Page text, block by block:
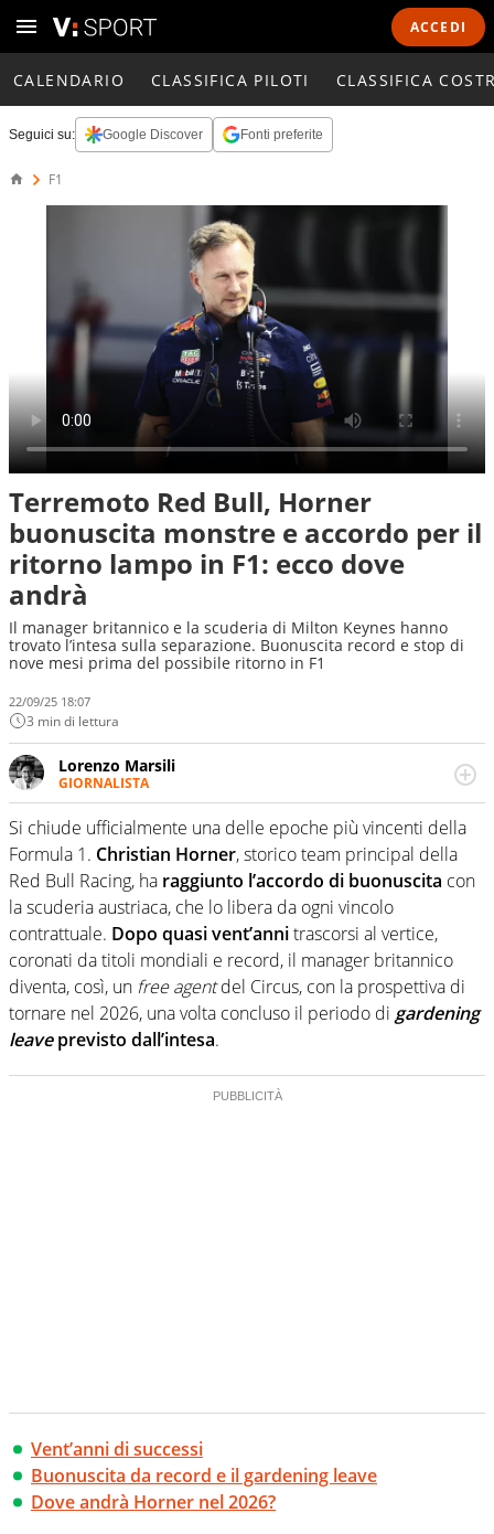
ACCEDI
CALENDARIO CLASSIFICA PILOTI CLASSIFICA
Seguici su: Google Discover Fonti preferite
F1
Terremoto Red Bull, Horner
buonuscita monstre e accordo per il
ritorno lampo in F1: ecco dove
andrà
Il manager britannico e la scuderia di Milton Keynes hanno
trovato l’intesa sulla separazione. Buonuscita record e stop di
nove mesi prima del possibile ritorno in F1
22/09/25 18:07
3 min di lettura
Lorenzo Marsili
GIORNALISTA
Giornalista pubblicista, redattore, divulgatore. E' una
delle anime video del sito: racconta in immagini un
evento e lo fa come pochi altri
Si chiude ufficialmente una delle epoche più vincenti della
Formula 1. Christian Horner, storico team principal della
Red Bull Racing, ha raggiunto l’accordo di buonuscita con
la scuderia austriaca, che lo libera da ogni vincolo
contrattuale. Dopo quasi vent’annitrascorsi al vertice,
coronati da titoli mondiali e record, il manager britannico
diventa, così, un free agentdel Circus, con la prospettiva di
tornare nel 2026, una volta concluso il periodo di gardening
leaveprevisto dall’intesa.
Vent’anni di successi
Buonuscita da record e il gardening leave
Dove andrà Horner nel 2026?